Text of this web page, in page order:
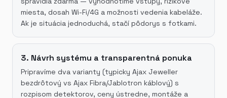
miesta, dosah Wi-Fi/4G a možnosti vedenia kabeláže.
Ak je situácia jednoduchá, stačí pôdorys s fotkami.
3. Návrh systému a transparentná ponuka
Pripravíme dva varianty (typicky Ajax Jeweller
bezdrôtový vs Ajax Fibra/Jablotron káblový) s
rozpisom detektorov, ceny ústredne, montáže a